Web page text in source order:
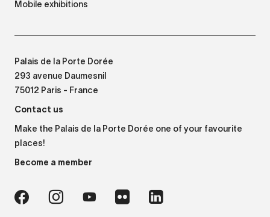
Mobile exhibitions
Palais de la Porte Dorée
293 avenue Daumesnil
75012 Paris - France
Contact us
Make the Palais de la Porte Dorée one of your favourite
places!
Become a member